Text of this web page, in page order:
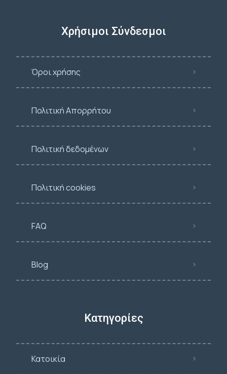
Χρήσιμοι Σύνδεσμοι
Όροι χρήσης
Πολιτική Απορρήτου
Πολιτική δεδομένων
Πολιτική cookies
FAQ
Blog
Κατηγορίες
Κατοικία